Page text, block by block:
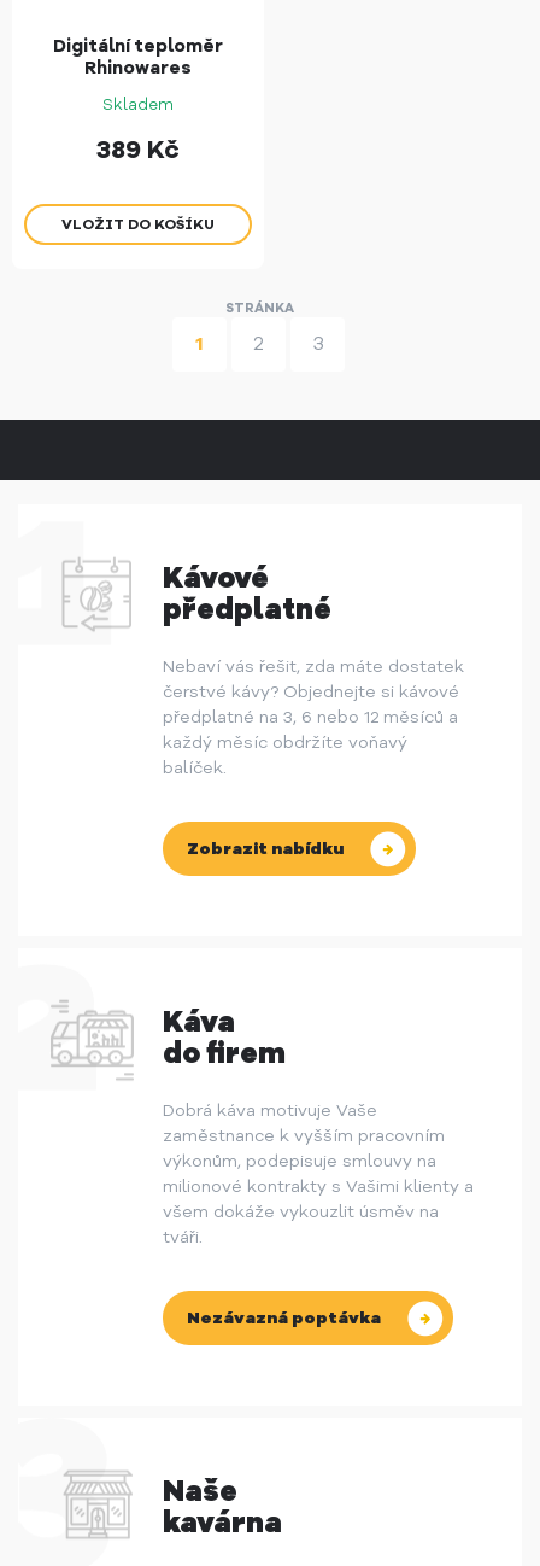
Digitální teploměr
Rhinowares
Skladem
389 Kč
1 2 3
Kávové
předplatné
Nebaví vás řešit, zda máte dostatek
čerstvé kávy? Objednejte si kávové
předplatné na 3, 6 nebo 12 měsíců a
každý měsíc obdržíte voňavý
balíček.
Zobrazit nabídku
Káva
do firem
Dobrá káva motivuje Vaše
zaměstnance k vyšším pracovním
výkonům, podepisuje smlouvy na
milionové kontrakty s Vašimi klienty a
všem dokáže vykouzlit úsměv na
tváři.
Nezávazná poptávka
Naše
kavárna